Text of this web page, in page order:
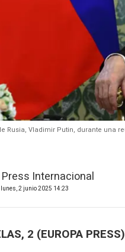
Rusia, Vladimir Putin, durante una
Press Internacional
2 junio 2025 14:23
2 (EUROPA PRESS)